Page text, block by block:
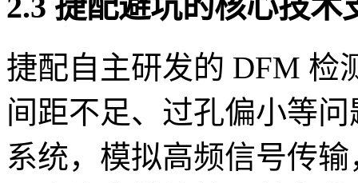
捷配自主研发的 DFM 检
间距不足、过孔偏小等
系统，模拟高频信号传